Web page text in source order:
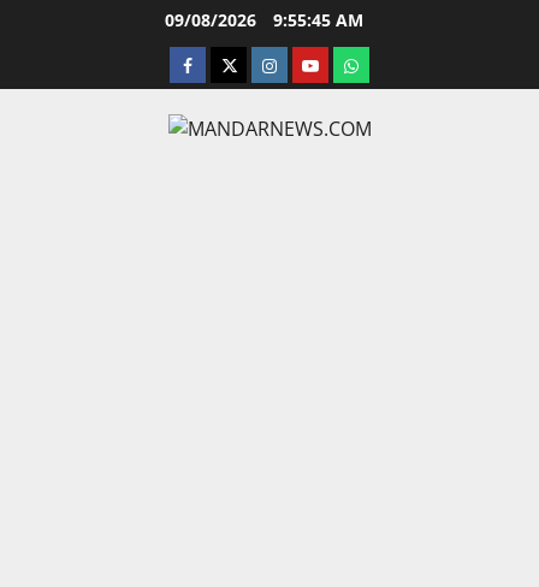
09/08/2026 9:55:46 AM
facebooktwitterinstagram.com
youtubewhatsapp